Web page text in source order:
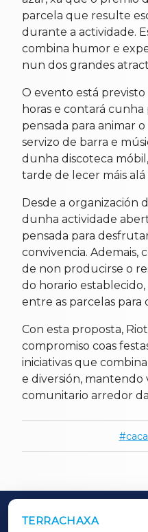
parcela que resulte
durante a actividade.
combina humor e
nun dos grandes
O evento está previsto
horas e contará
pensada para animar
servizo de barra e
dunha discoteca
tarde de lecer máis
Desde a organización
dunha actividade
pensada para
convivencia. Ademais,
de non producirse o
do horario
entre as parcelas para
Con esta proposta,
compromiso coas
iniciativas que
e diversión, mantendo
comunitario arredor
TERRACHAXA
OUTROS